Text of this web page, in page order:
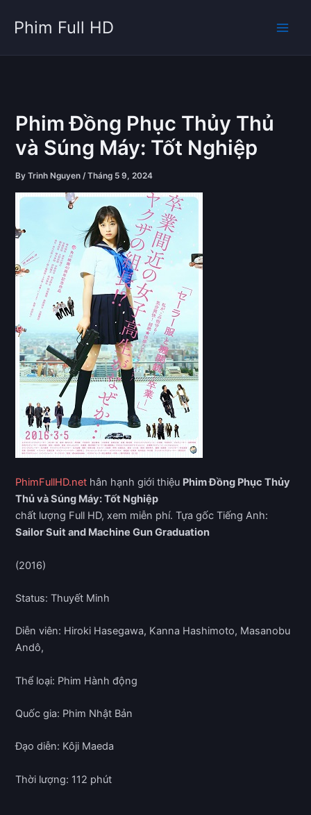
Phim Full HD
Phim Đồng Phục Thủy Thủ
và Súng Máy: Tốt Nghiệp
ByTrinh Nguyen/Tháng 5 9, 2024
PhimFullHD.net hân hạnh giới thiệu Phim Đồng Phục Thủy
Thủ và Súng Máy: Tốt Nghiệp
chất lượng Full HD, xem miễn phí. Tựa gốc Tiếng Anh:
Sailor Suit and Machine Gun Graduation
(2016)
Status: Thuyết Minh
Diễn viên: Hiroki Hasegawa, Kanna Hashimoto, Masanobu
Andô,
Thể loại: Phim Hành động
Quốc gia: Phim Nhật Bản
Đạo diễn: Kôji Maeda
Thời lượng: 112 phút